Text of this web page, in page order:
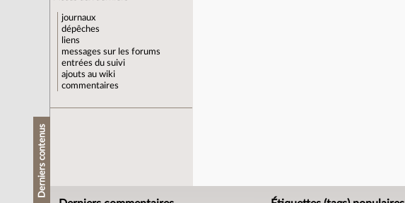
journaux
dépêches
liens
messages sur les forums
entrées du suivi
ajouts au wiki
commentaires
Derniers contenus